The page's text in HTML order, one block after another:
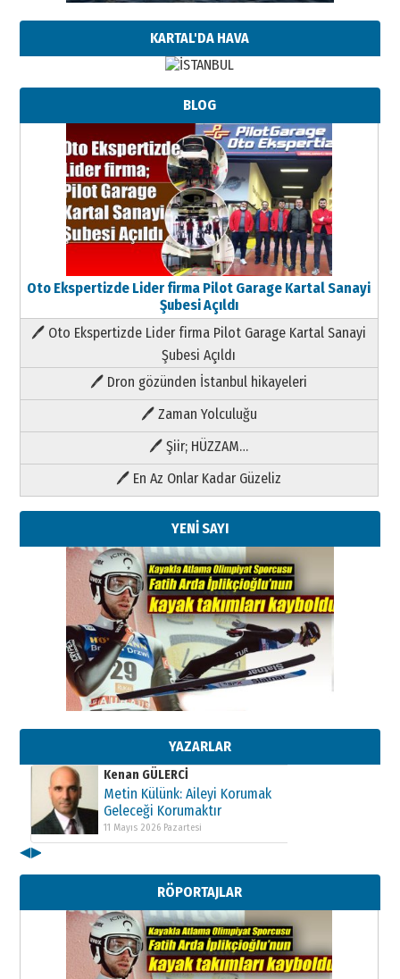
KARTAL'DA HAVA
BLOG
Oto Ekspertizde Lider firma Pilot Garage Kartal Sanayi
Şubesi Açıldı
🖊 Oto Ekspertizde Lider firma Pilot Garage Kartal Sanayi
Şubesi Açıldı
🖊 Dron gözünden İstanbul hikayeleri
🖊 Zaman Yolculuğu
🖊 Şiir; HÜZZAM…
🖊 En Az Onlar Kadar Güzeliz
YENİ SAYI
YAZARLAR
Kenan GÜLERCİ
Metin Külünk: Aileyi Korumak
11 Mayıs 2026 Pazartesi
Kenan GÜLERCİ
Metin Külünk: Aileyi Korumak
Geleceği Korumaktır
11 Mayıs 2026 Pazartesi
Metin Külünk: Aileyi Korumak
Geleceği Korumaktır
11 Mayıs 2026 Pazartesi
◀▶
RÖPORTAJLAR